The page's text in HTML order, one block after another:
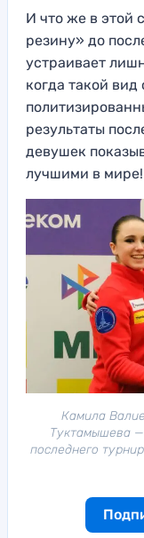
И что же в этой
резину» до
устраивает
когда такой вид
результаты
девушек
лучшими в мире!
Камила
Туктамышева —
последнего